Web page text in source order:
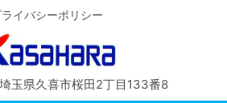
ライバシーポリシー
玉県久喜市桜田2丁目133番8